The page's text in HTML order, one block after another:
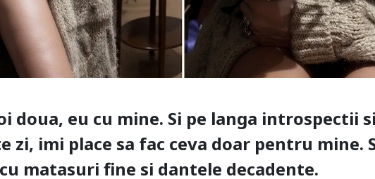
doua, eu cu mine. Si pe langa introspectii
zi, imi place sa fac ceva doar pentru mine.
matasuri fine si dantele decadente.